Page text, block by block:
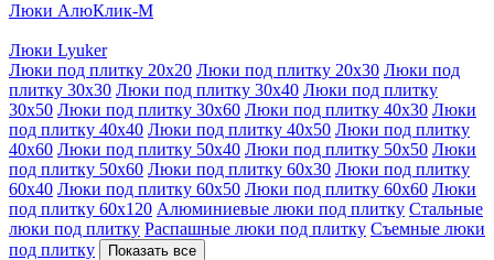
Люки АлюКлик-М
Люки Lyuker
Люки под плитку 20x20 Люки под плитку 20x30 Люки под
плитку 30x30 Люки под плитку 30x40 Люки под плитку
30x50 Люки под плитку 30x60 Люки под плитку 40x30 Люки
под плитку 40x40 Люки под плитку 40x50 Люки под плитку
40x60 Люки под плитку 50x40 Люки под плитку 50x50 Люки
под плитку 50x60 Люки под плитку 60x30 Люки под плитку
60x40 Люки под плитку 60x50 Люки под плитку 60x60 Люки
под плитку 60x120 Алюминиевые люки под плитку Стальные
люки под плитку Распашные люки под плитку Съемные люки
под плитку
Показать все